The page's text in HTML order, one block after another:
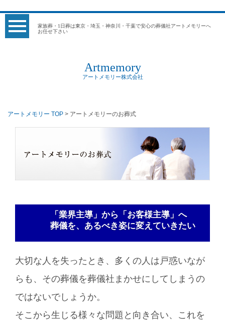
家族葬・1日葬は東京・埼玉・神奈川・千葉で安心の葬儀社アートメモリーへ
お任せ下さい
Artmemory
アートメモリー株式会社
アートメモリー TOP > アートメモリーのお葬式
「業界主導」から「お客様主導」へ
葬儀を、あるべき姿に変えていきたい
大切な人を失ったとき、多くの人は戸惑いなが
らも、その葬儀を葬儀社まかせにしてしまうの
ではないでしょうか。
そこから生じる様々な問題と向き合い、これを